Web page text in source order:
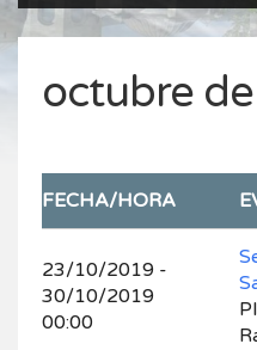
octubre
FECHA/HORA
23/10/2019 -
30/10/2019
00:00